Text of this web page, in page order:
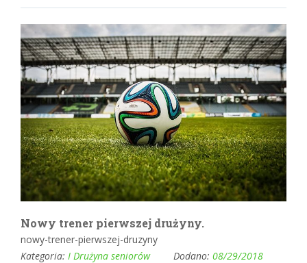
Nowy trener pierwszej drużyny.
nowy-trener-pierwszej-druzyny
Kategoria: I Drużyna seniorów Dodano: 08/29/2018